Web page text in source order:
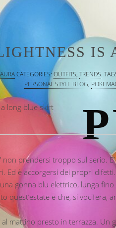
IS
CATEGORIES:OUTFITS, TRENDS.
PERSONAL STYLE BLOG,
non prendersi troppo sul serio.
Ed è accorgersi dei propri difetti.
gonna blu elettrico, lunga
quest’estate e che, si
al mattino presto in terrazza.